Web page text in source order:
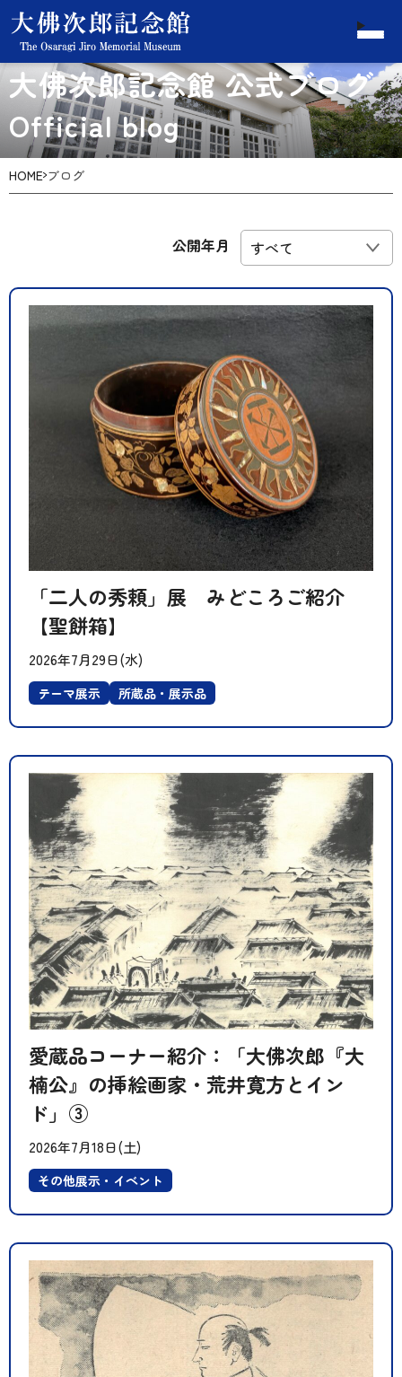
大佛次郎記念館 公式ブログ
Official blog
HOME ブログ
公開年月
「二人の秀頼」展 みどころご紹介
【聖餅箱】
2026年7月29日(水)
テーマ展示 所蔵品・展示品
愛蔵品コーナー紹介：「大佛次郎『大
楠公』の挿絵画家・荒井寛方とイン
ド」③
2026年7月18日(土)
その他展示・イベント